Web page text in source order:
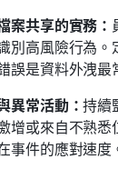
案共享的實務：
別高風險行為。
誤是資料外洩最
異常活動：持續
增或來自不熟
事件的應對速度